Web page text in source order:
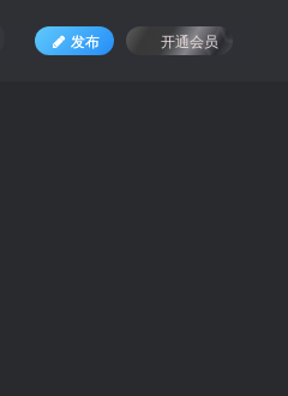
发布 开通会员